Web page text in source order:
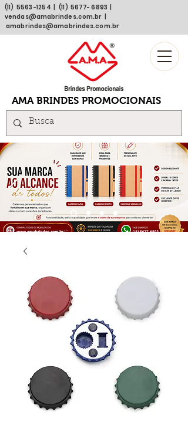
(11) 5563 -1254 | (11) 5677- 6893
vendas@amabrindes.com.br
amabrindes@amabrindes.com.br
AMA BRINDES PROMOCIONAIS